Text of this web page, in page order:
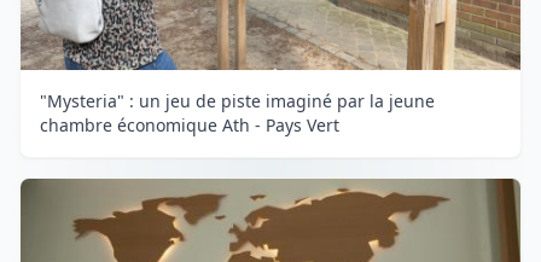
"Mysteria" : un jeu de piste imaginé par la jeune
chambre économique Ath - Pays Vert